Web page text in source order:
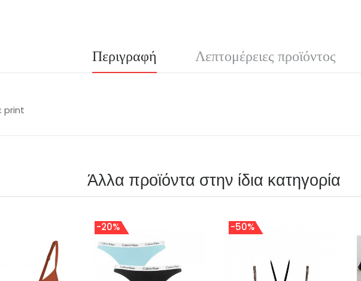
Περιγραφή Λεπτομέρειες προϊόντος
print
Άλλα προϊόντα στην ίδια κατηγορία
-20% -50%